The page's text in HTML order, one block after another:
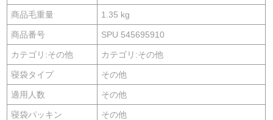
商品毛重量 1.35 kg
商品番号 SPU 545695910
カテゴリ:その他 カテゴリ:その他
寝袋タイプ その他
適用人数 その他
寝袋パッキン その他